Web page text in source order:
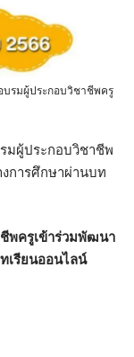
บรมผู้ประกอบวิชาชีพครู
มผู้ประกอบวิชาชีพ
การศึกษาผ่านบท
พครูเข้าร่วมพัฒนา
เรียนออนไลน์